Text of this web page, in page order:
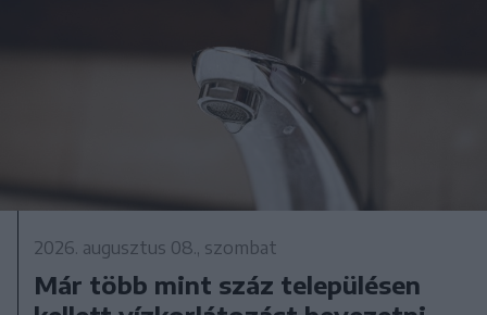
2026. augusztus 08., szombat
Már több mint száz településen